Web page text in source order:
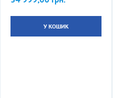
У КОШИК